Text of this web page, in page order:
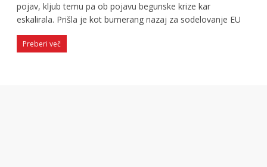
pojav, kljub temu pa ob pojavu begunske krize kar
eskalirala. Prišla je kot bumerang nazaj za sodelovanje EU
Preberi več